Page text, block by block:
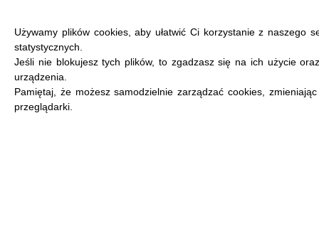
Używamy plików cookies, aby ułatwić Ci korzystanie z naszego
statystycznych.
Jeśli nie blokujesz tych plików, to zgadzasz się na ich użycie
urządzenia.
Pamiętaj, że możesz samodzielnie zarządzać cookies,
przeglądarki.
MENU